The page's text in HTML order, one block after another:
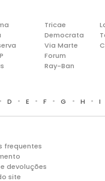
Tricae
Democrata
Via Marte
Forum
Ray-Ban
• D • E • F • G • H • I
frequentes
devoluções
site